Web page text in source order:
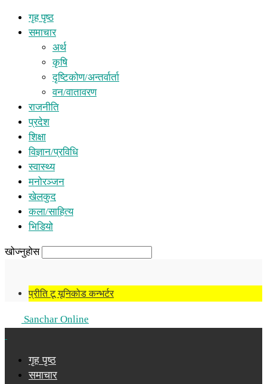
गृह पृष्ठ
समाचार
अर्थ
कृषि
दृष्टिकोण/अन्तर्वार्ता
वन/वातावरण
राजनीति
प्रदेश
शिक्षा
विज्ञान/प्रविधि
स्वास्थ्य
मनोरञ्जन
खेलकुद
कला/साहित्य
भिडियो
खोज्नुहोस
प्रीति टू यूनिकोड कन्भर्टर
Sanchar Online
गृह पृष्ठ
समाचार